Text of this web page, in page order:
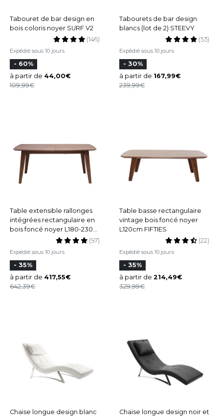
Tabouret de bar design en
bois coloris noyer SURF V2
Expédié sous 10 jours
(146)
- 60%
à partir de 44,00
109,99
Tabourets de bar design
blancs (lot de 2) STEEVY
Expédié sous 10 jours
(53)
- 30%
à partir de 167,99
239,99
Table extensible rallonges
intégrées rectangulaire en
bois foncé noyer L180-230
Expédié sous 10 jours
(97)
- 35%
à partir de 417,55
642,39
Table basse rectangulaire
vintage bois foncé noyer
L120cm FIFTIES
Expédié sous 10 jours
(22)
- 35%
à partir de 214,49
329,99
Chaise longue design blanc
Chaise longue design noir et